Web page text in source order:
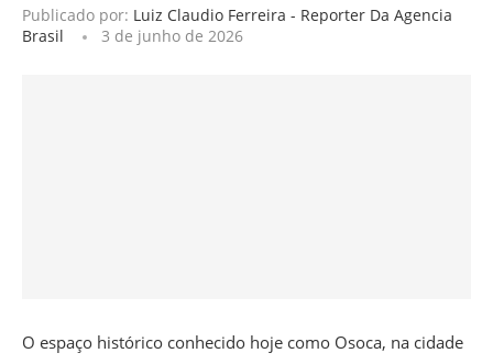
Publicado por: Luiz Claudio Ferreira - Reporter Da Agencia
Brasil
3 de junho de 2026
O espaço histórico conhecido hoje como Osoca, na cidade